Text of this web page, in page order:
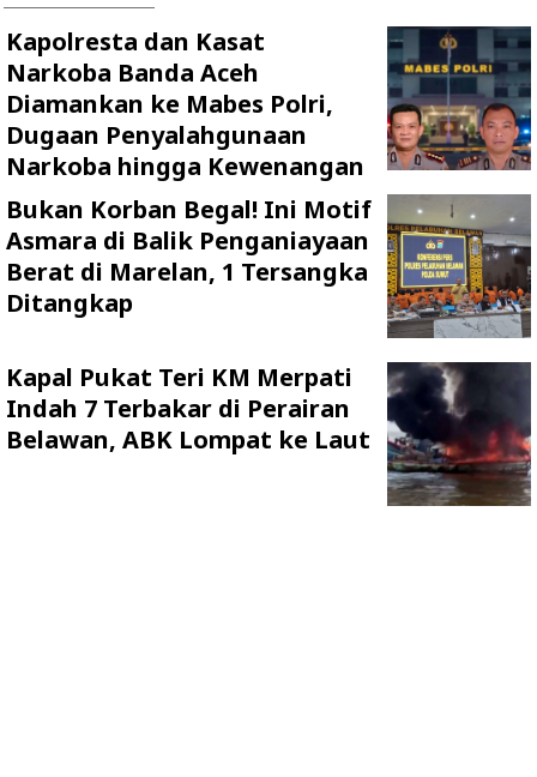
Kapolresta dan Kasat
Narkoba Banda Aceh
Diamankan ke Mabes Polri,
Dugaan Penyalahgunaan
Narkoba hingga Kewenangan
Bukan Korban Begal! Ini Motif
Asmara di Balik Penganiayaan
Berat di Marelan, 1 Tersangka
Ditangkap
Kapal Pukat Teri KM Merpati
Indah 7 Terbakar di Perairan
Belawan, ABK Lompat ke Laut